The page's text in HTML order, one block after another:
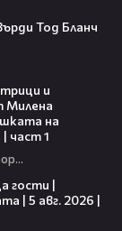
Тод Бланч
и
Милена
на
част 1
Черешката на тортата
гости |
| 5 авг. 2026 |